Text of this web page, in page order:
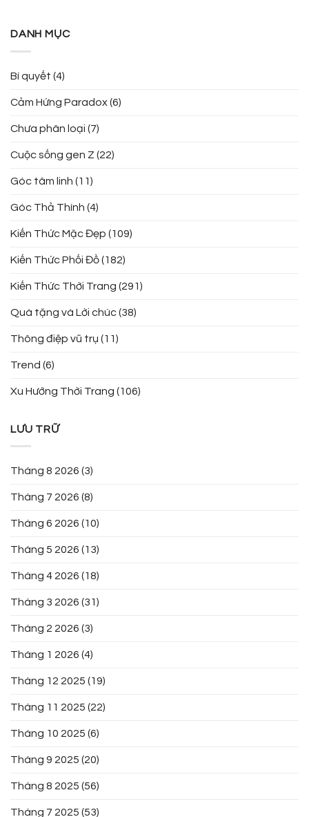
DANH MỤC
Bí quyết (4)
Cảm Hứng Paradox(6)
Chưa phân loại (7)
Cuộc sống gen Z (22)
Góc tâm linh (11)
Góc Thả Thính (4)
Kiến Thức Mặc Đẹp (109)
Kiến Thức Phối Đồ(182)
Kiến Thức Thời Trang (291)
Quà tặng và Lời chúc(38)
Thông điệp vũ trụ (11)
Trend (6)
Xu Hướng Thời Trang (106)
LƯU TRỮ
Tháng 8 2026 (3)
Tháng 7 2026 (8)
Tháng 6 2026 (10)
Tháng 5 2026 (13)
Tháng 4 2026 (18)
Tháng 3 2026 (31)
Tháng 2 2026 (3)
Tháng 1 2026 (4)
Tháng 12 2025 (19)
Tháng 11 2025 (22)
Tháng 10 2025 (6)
Tháng 9 2025 (20)
Tháng 8 2025 (56)
Tháng 7 2025 (53)